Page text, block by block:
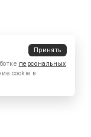
Принять
персональных
cookie в